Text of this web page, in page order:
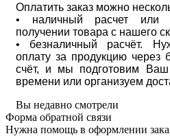
Оплатить заказ можно
• наличный расчет или
получении товара с нашего
• безналичный расчёт.
оплату за продукцию через
счёт, и мы подготовим Ваш
времени или организуем
Вы недавно смотрели
Форма обратной связи
Нужна помощь в оформлении